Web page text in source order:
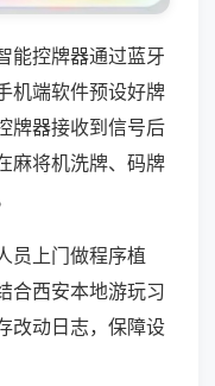
能控牌器通过蓝牙
机端软件预设好牌
牌器接收到信号后
麻将机洗牌、码牌
员上门做程序植
合西安本地游玩习
改动日志，保障设